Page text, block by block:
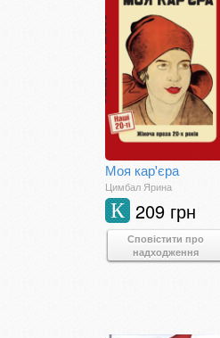
Моя кар'єра
Цимбал Ярина
209 грн
К
Сповістити про
надходження